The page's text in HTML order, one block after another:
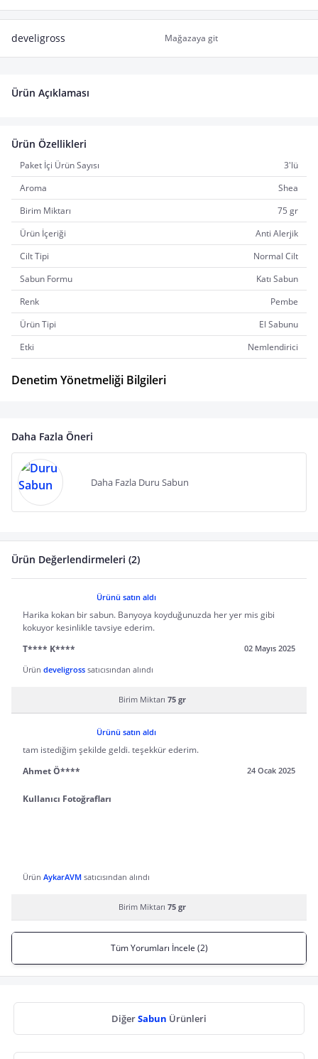
develigross Mağazaya git
Ürün Açıklaması
Ürün Özellikleri
Paket İçi Ürün Sayısı
3'lü
Aroma
Shea
Birim Miktarı
75 gr
Ürün İçeriği
Anti Alerjik
Cilt Tipi
Normal Cilt
Sabun Formu
Katı Sabun
Renk
Pembe
Ürün Tipi
El Sabunu
Etki
Nemlendirici
Denetim Yönetmeliği Bilgileri
Daha Fazla Öneri
Daha Fazla Duru Sabun
Ürün Değerlendirmeleri (2)
Ürünü satın aldı
Harika kokan bir sabun. Banyoya koyduğunuzda her yer mis gibi
kokuyor kesinlikle tavsiye ederim.
T**** K****
02 Mayıs 2025
Ürün develigross satıcısından alındı
Birim Miktarı 75 gr
Ürünü satın aldı
tam istediğim şekilde geldi. teşekkür ederim.
Ahmet Ö****
24 Ocak 2025
Kullanıcı Fotoğrafları
Ürün AykarAVM satıcısından alındı
Birim Miktarı 75 gr
Tüm Yorumları İncele (2)
DiğerSabun Ürünleri